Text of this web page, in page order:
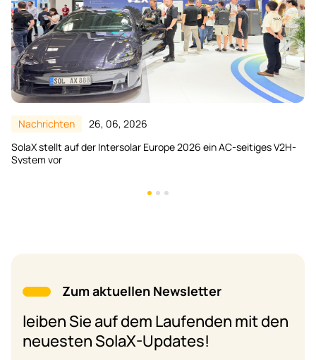
Nachrichten
24, 06, 2026
SolaX und Borussia Dortmund verlängern Partnerschaft bis 2028
Zum aktuellen Newsletter
leiben Sie auf dem Laufenden mit den
neuesten SolaX-Updates!